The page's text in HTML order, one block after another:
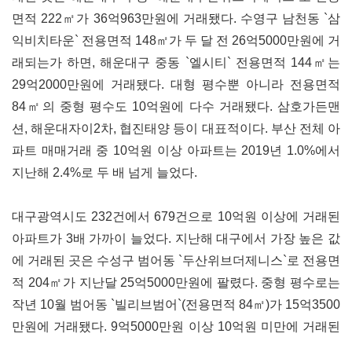
면적 222㎡가 36억963만원에 거래됐다. 수영구 남천동 `삼
익비치타운` 전용면적 148㎡가 두 달 전 26억5000만원에 거
래되는가 하면, 해운대구 중동 `엘시티` 전용면적 144㎡는
29억2000만원에 거래됐다. 대형 평수뿐 아니라 전용면적
84㎡의 중형 평수도 10억원에 다수 거래됐다. 삼호가든맨
션, 해운대자이2차, 협진태양 등이 대표적이다. 부산 전체 아
파트 매매거래 중 10억원 이상 아파트는 2019년 1.0%에서
지난해 2.4%로 두 배 넘게 늘었다.
대구광역시도 232건에서 679건으로 10억원 이상에 거래된
아파트가 3배 가까이 늘었다. 지난해 대구에서 가장 높은 값
에 거래된 곳은 수성구 범어동 `두산위브더제니스`로 전용면
적 204㎡가 지난달 25억5000만원에 팔렸다. 중형 평수로는
작년 10월 범어동 `빌리브범어`(전용면적 84㎡)가 15억3500
만원에 거래됐다. 9억5000만원 이상 10억원 미만에 거래된